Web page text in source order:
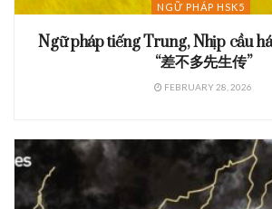
NGỮ PHÁP HSK5
Ngữ pháp tiếng Trung, Nhịp cầu
“差不多先生传”
FEBRUARY 28, 2026